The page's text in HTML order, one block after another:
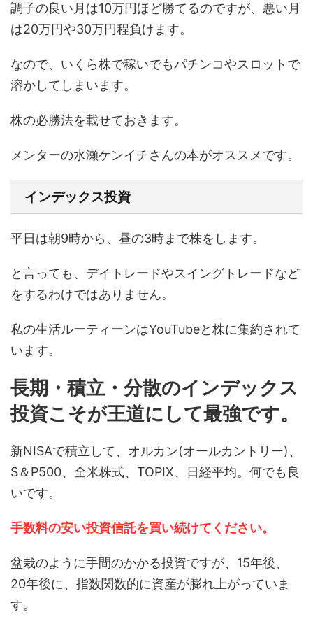
調子の良い月は10万円ほど勝てるのですが、悪い月
は20万円や30万円程負けます。
なので、いくら株で稼いでもパチンコやスロットで
溶かしてしまいます。
株の必勝法を載せておきます。
メンターの水瀬ケンイチさんの本がオススメです。
インデックス投資
平日は朝9時から、昼の3時まで株をします。
と言っても、デイトレードやスイングトレードなど
をするわけではありません。
私の生活ルーティーンはYouTubeと株に集約されて
います。
長期・積立・分散のインデックス
投資こそが王道にして最強です。
新NISAで積立して、オルカン(オールカントリー)、
S＆P500、全米株式、TOPIX、日経平均。何でも良
いです。
手数料の安い投資信託を買い続けてください。
盆栽のように手間のかかる投資ですが、15年後、
20年後に、指数関数的に資産が膨れ上がっていま
す。